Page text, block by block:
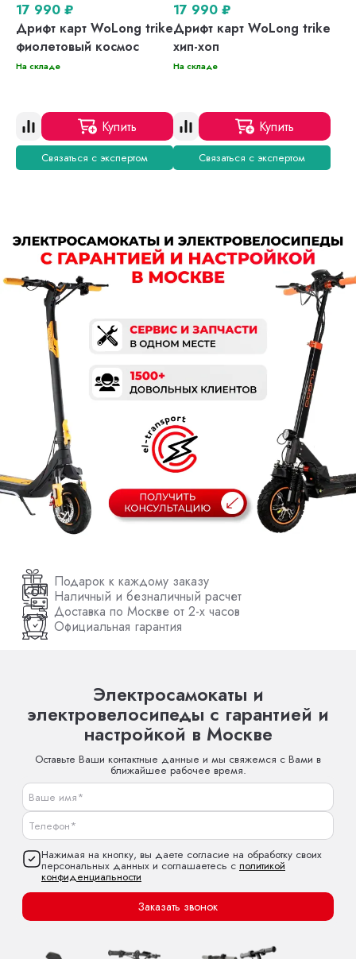
17 990 ₽
Дрифт карт WoLong trike
фиолетовый космос
На складе
Купить
Связаться с экспертом
17 990 ₽
Дрифт карт WoLong trike
хип-хоп
На складе
Купить
Связаться с экспертом
Подарок к каждому заказу
Наличный и безналичный расчет
Доставка по Москве от 2-х часов
Официальная гарантия
Электросамокаты и
электровелосипеды с гарантией и
настройкой в Москве
Оставьте Ваши контактные данные и мы свяжемся с Вами в
ближайшее рабочее время.
Нажимая на кнопку, вы даете согласие на обработку своих
персональных данных и соглашаетесь с политикой
конфиденциальности
Заказать звонок